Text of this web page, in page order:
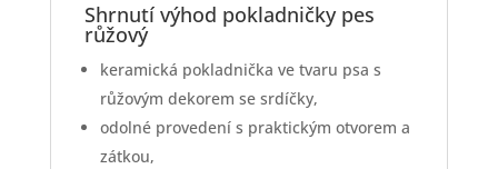
Shrnutí výhod pokladničky pes
růžový
keramická pokladnička ve tvaru psa s
růžovým dekorem se srdíčky,
odolné provedení s praktickým otvorem a
zátkou,